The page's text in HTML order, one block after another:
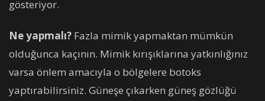
gösteriyor.
Ne yapmalı? Fazla mimik yapmaktan mümkün
olduğunca kaçının. Mimik kırışıklarına yatkınlığınız
varsa önlem amacıyla o bölgelere botoks
yaptırabilirsiniz. Güneşe çıkarken güneş gözlüğü